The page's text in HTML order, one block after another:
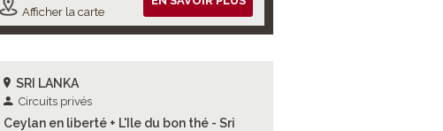
Afficher la carte
SRI LANKA
Circuits privés
Ceylan en liberté + L'Ile du bon thé - Sri